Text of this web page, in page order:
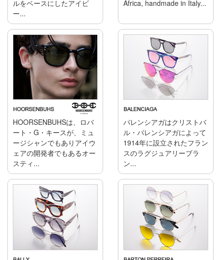
ルをベースにしたアイビ
ー...
Africa, handmade in Italy...
HOORSENBUHSは、ロバ
ート・G・キースが、ミュ
ージシャンでもありアイウ
ェアの開発者でもあるオー
スティ...
バレンシアガはクリストバ
ル・バレンシアガによって
1914年に設立されたフラン
スのラグジュアリーブラ
ン...